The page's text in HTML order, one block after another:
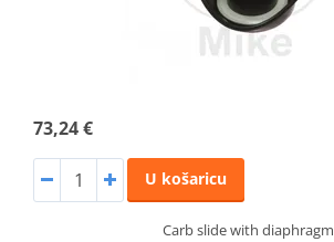
73,24 €
U košaricu
Carb slide with diaphragm